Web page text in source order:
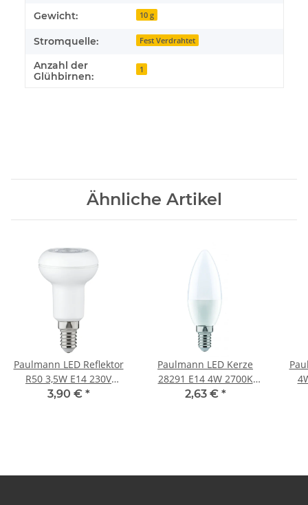
Gewicht: 10 g
Stromquelle: Fest Verdrahtet
Anzahl der
Glühbirnen:
1
Ähnliche Artikel
Paulmann LED Reflektor
R50 3,5W E14 230V
2700K
3,90 € *
Paulmann LED Kerze
28291 E14 4W 2700K
Warmweiß 250Lumen
2,63 € *